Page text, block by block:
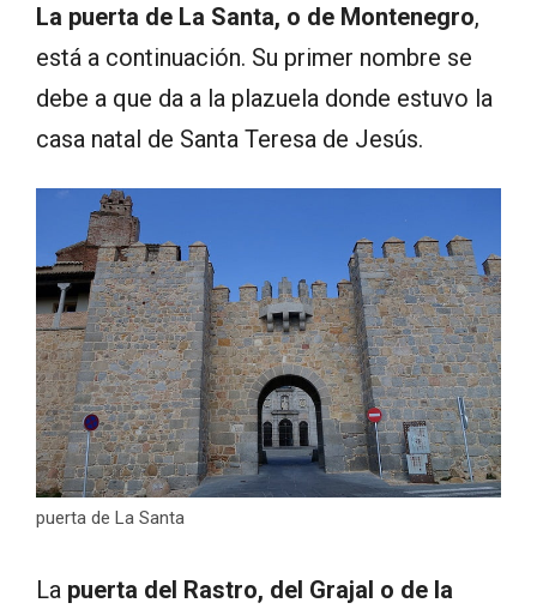
La puerta de La Santa, o de Montenegro,
está a continuación. Su primer nombre se
debe a que da a la plazuela donde estuvo la
casa natal de Santa Teresa de Jesús.
puerta de La Santa
La puerta del Rastro, del Grajal o de la